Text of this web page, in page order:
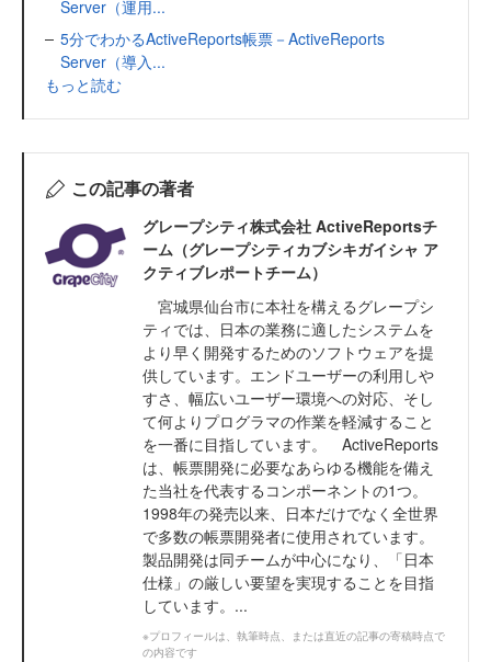
Server（運用...
5分でわかるActiveReports帳票－ActiveReports
Server（導入...
もっと読む
この記事の著者
グレープシティ株式会社 ActiveReportsチ
ーム（グレープシティカブシキガイシャ ア
クティブレポートチーム）
宮城県仙台市に本社を構えるグレープシ
ティでは、日本の業務に適したシステムを
より早く開発するためのソフトウェアを提
供しています。エンドユーザーの利用しや
すさ、幅広いユーザー環境への対応、そし
て何よりプログラマの作業を軽減すること
を一番に目指しています。 ActiveReports
は、帳票開発に必要なあらゆる機能を備え
た当社を代表するコンポーネントの1つ。
1998年の発売以来、日本だけでなく全世界
で多数の帳票開発者に使用されています。
製品開発は同チームが中心になり、「日本
仕様」の厳しい要望を実現することを目指
しています。...
※プロフィールは、執筆時点、または直近の記事の寄稿時点で
の内容です